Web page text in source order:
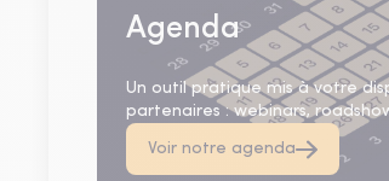
Agenda
Un outil pratique mis à votre
partenaires : webinars,
Voir notre agenda